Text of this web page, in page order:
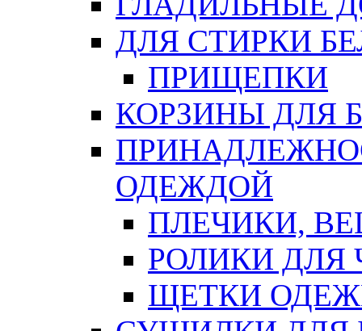
ДЛЯ СТИРКИ
ПРИЩЕПКИ
КОРЗИНЫ ДЛЯ
ОДЕЖДОЙ
ПЛЕЧИКИ,
РОЛИКИ ДЛЯ
ЩЕТКИ